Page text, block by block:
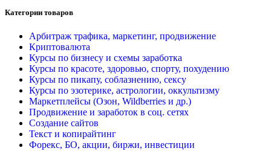
Категории товаров
Арбитраж трафика, маркетинг, продвижение
Криптовалюта
Курсы по бизнесу и схемы заработка
Курсы по красоте, здоровью, спорту, похудению
Курсы по пикапу, соблазнению, сексу
Курсы по эзотерике, астрологии, оккультизму
Маркетплейсы (Озон, Wildberries и др.)
Продвижение и заработок в соц. сетях
Создание сайтов
Текст и копирайтинг
Форекс, БО, акции, биржи, инвестиции